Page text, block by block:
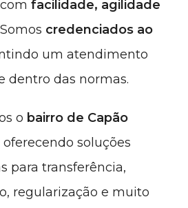
facilidade, agilidade
credenciados ao
um atendimento
dentro das normas.
o bairro de Capão
oferecendo soluções
para transferência,
regularização e muito